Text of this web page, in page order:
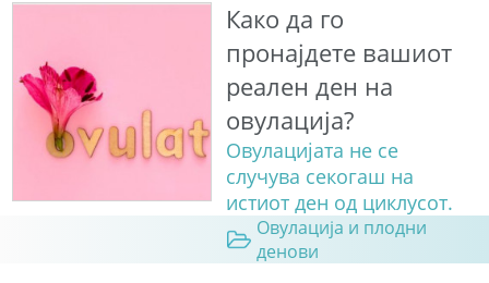
Како да го
пронајдете вашиот
реален ден на
овулација?
Овулацијата не се
случува секогаш на
истиот ден од циклусот.
Овулација и плодни
денови